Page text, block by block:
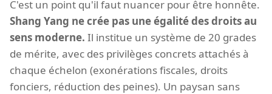
C'est un point qu'il faut nuancer pour être honnête.
Shang Yang ne crée pas une égalité des droits au
sens moderne. Il institue un système de 20 grades
de mérite, avec des privilèges concrets attachés à
chaque échelon (exonérations fiscales, droits
fonciers, réduction des peines). Un paysan sans